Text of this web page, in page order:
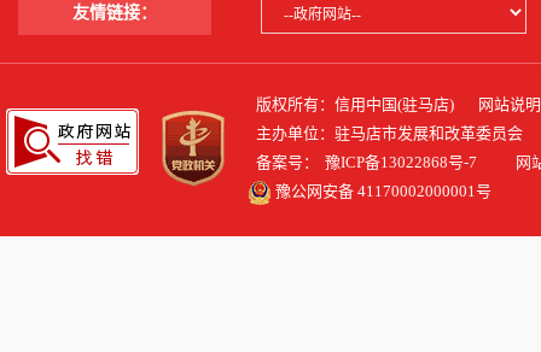
友情链接：
版权所有：信用中国(驻马店)
网站说明
主办单位：驻马店市发展和改革委员会
备案号：
豫ICP备13022868号-7
网站
豫公网安备 41170002000001号